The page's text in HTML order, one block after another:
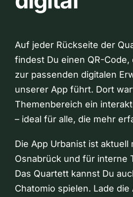
Auf jeder Rückseite der
findest Du einen QR-
zur passenden digitalen
unserer App führt. Dort
Themenbereich ein
– ideal für alle, die mehr
Die App Urbanist ist aktuell
Osnabrück und für interne
Das Quartett kannst Du
Chatomio spielen. Lade die